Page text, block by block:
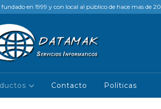
en 1999 y con local al público de hace mas de
Contacto Políticas